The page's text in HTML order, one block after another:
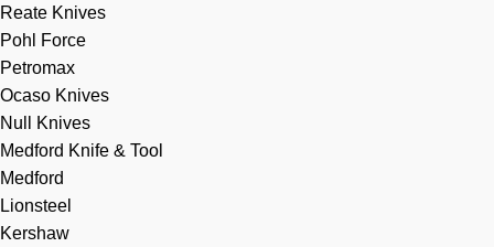
Reate Knives
Pohl Force
Petromax
Ocaso Knives
Null Knives
Medford Knife & Tool
Medford
Lionsteel
Kershaw